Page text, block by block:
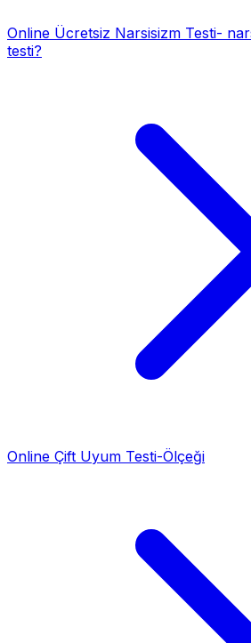
Online Ücretsiz Narsisizm Testi-
testi?
Online Çift Uyum Testi-Ölçeği